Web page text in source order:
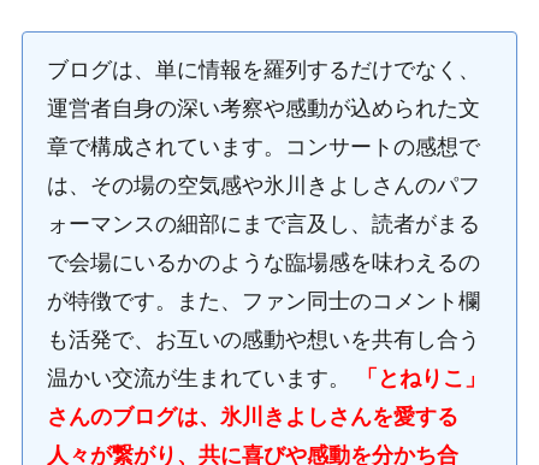
ブログは、単に情報を羅列するだけでなく、
運営者自身の深い考察や感動が込められた文
章で構成されています。コンサートの感想で
は、その場の空気感や氷川きよしさんのパフ
ォーマンスの細部にまで言及し、読者がまる
で会場にいるかのような臨場感を味わえるの
が特徴です。また、ファン同士のコメント欄
も活発で、お互いの感動や想いを共有し合う
温かい交流が生まれています。
「とねりこ」
さんのブログは、氷川きよしさんを愛する
人々が繋がり、共に喜びや感動を分かち合